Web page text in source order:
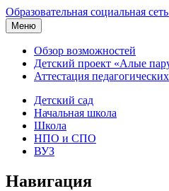
Образовательная социальная сеть
Меню
Обзор возможностей
Детский проект «Алые
Аттестация
Детский сад
Начальная школа
Школа
НПО и СПО
ВУЗ
Навигация